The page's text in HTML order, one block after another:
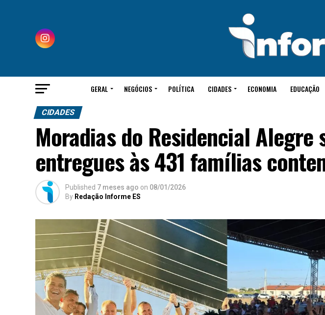
GERAL NEGÓCIOS POLÍTICA CIDADES ECONOMIA EDUCAÇÃO
CIDADES
Moradias do Residencial Alegre
entregues às 431 famílias
Published 7 meses ago on 08/01/2026
By Redação Informe ES